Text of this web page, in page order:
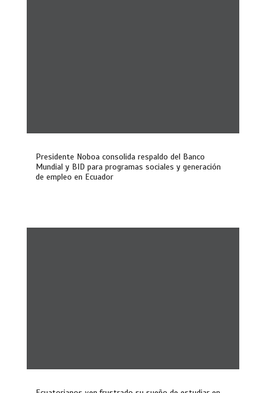
Presidente Noboa consolida respaldo del Banco
Mundial y BID para programas sociales y generación
de empleo en Ecuador